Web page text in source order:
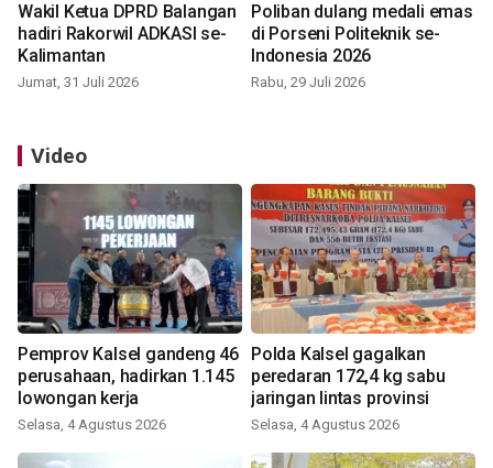
Wakil Ketua DPRD Balangan
hadiri Rakorwil ADKASI se-
Kalimantan
Jumat, 31 Juli 2026
Poliban dulang medali emas
di Porseni Politeknik se-
Indonesia 2026
Rabu, 29 Juli 2026
Video
Pemprov Kalsel gandeng 46
perusahaan, hadirkan 1.145
lowongan kerja
Selasa, 4 Agustus 2026
Polda Kalsel gagalkan
peredaran 172,4 kg sabu
jaringan lintas provinsi
Selasa, 4 Agustus 2026